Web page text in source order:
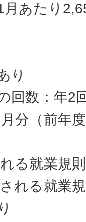
あたり
り
回数：年2
分（前年
る就業規
れる就業